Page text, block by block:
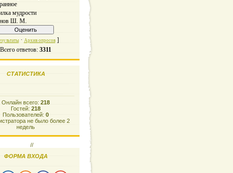
мудрости
Ш. М.
· Архив опросов]
Всего ответов: 3311
СТАТИСТИКА
Онлайн всего: 218
Гостей: 218
Пользователей: 0
не было более 2
недель
//
ФОРМА ВХОДА